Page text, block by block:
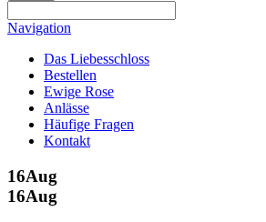
Navigation
Das Liebesschloss
Bestellen
Ewige Rose
Anlässe
Häufige Fragen
Kontakt
16Aug
16Aug